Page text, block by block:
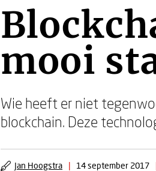
mooi
Wie heeft er niet
blockchain. Deze
Jan Hoogstra | 14 september 2017